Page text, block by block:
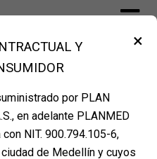
Medellín –
×
Y
por PLAN
en adelante PLANMED
NIT. 900.794.105-6,
de Medellín y cuyos